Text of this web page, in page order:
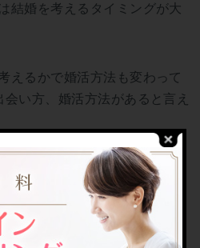
結婚を考えるタイミングが大
えるかで婚活方法も変わって
い方、婚活方法があると言え
者にとっては、当然のことな
です。
として多いのも、職場の同僚